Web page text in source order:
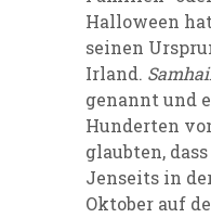
Halloween
seinen
Irland.
genannt und
Hunderten
glaubten,
Jenseits in
Oktober auf